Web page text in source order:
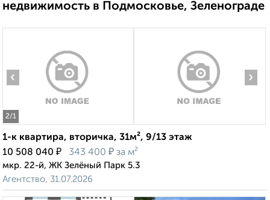
недвижимость в Подмосковье, Зеленограде
2/1
‹ ›
1-к квартира, вторичка, 31м², 9/13 этаж
10 508 040 ₽ 343 400 ₽ за м²
мкр. 22-й, ЖК Зелёный Парк 5.3
Агентство, 31.07.2026